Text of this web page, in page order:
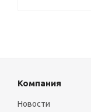
Компания
Новости